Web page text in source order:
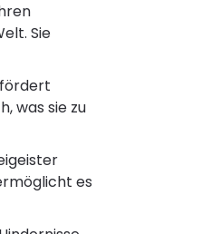
Sie
was sie zu
es